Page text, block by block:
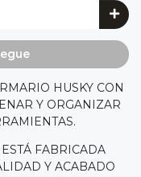
HUSKY CON
Y ORGANIZAR
FABRICADA
Y ACABADO